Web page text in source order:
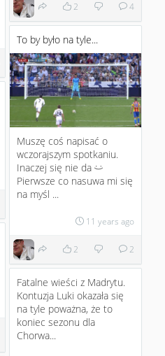
2 4
To by było na tyle...
Muszę coś napisać o
wczorajszym spotkaniu.
Inaczej się nie da :)
Pierwsze co nasuwa mi się
na myśl ...
11 years ago
2 2
Fatalne wieści z Madrytu.
Kontuzja Luki okazała się
na tyle poważna, że to
koniec sezonu dla
Chorwa...